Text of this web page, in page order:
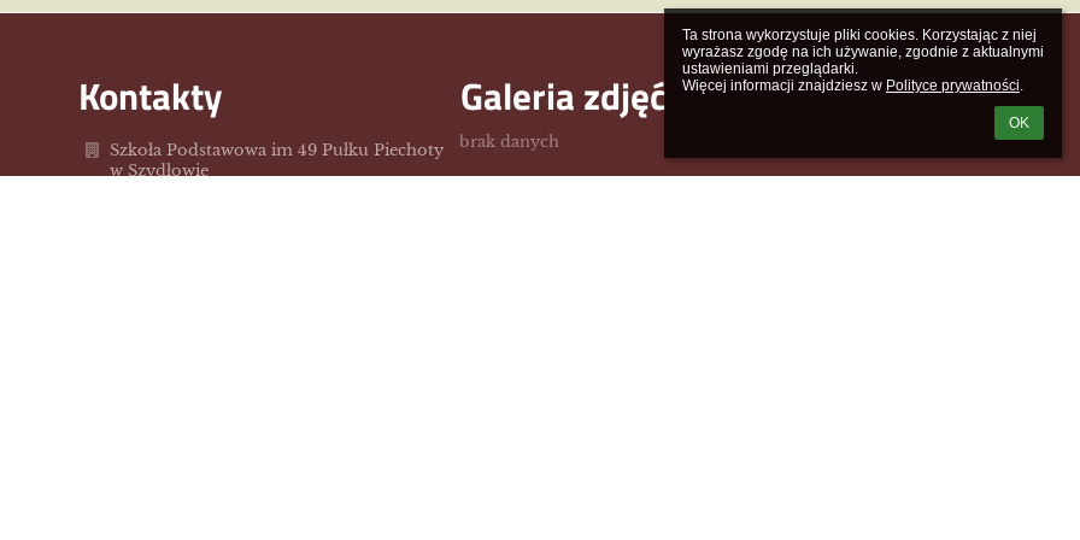
Ta strona wykorzystuje pliki cookies. Korzystając z niej
wyrażasz zgodę na ich używanie, zgodnie z aktualnymi
ustawieniami przeglądarki.
Więcej informacji znajdziesz w Polityce prywatności.
OK
Kontakty
Szkoła Podstawowa im 49 Pułku Piechoty
w Szydłowie
Galeria zdjęć
brak danych